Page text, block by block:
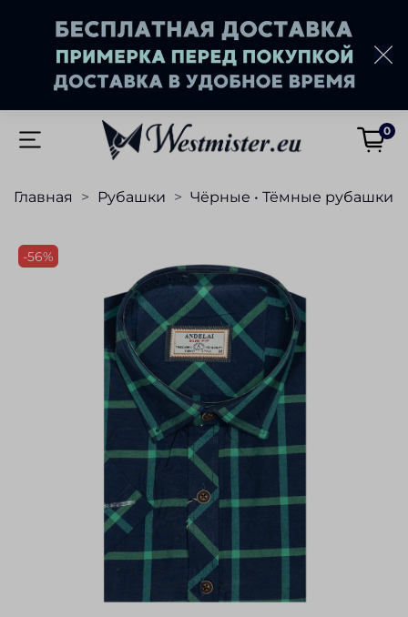
0
Главная Рубашки Чёрные • Тёмные рубашки
-56%